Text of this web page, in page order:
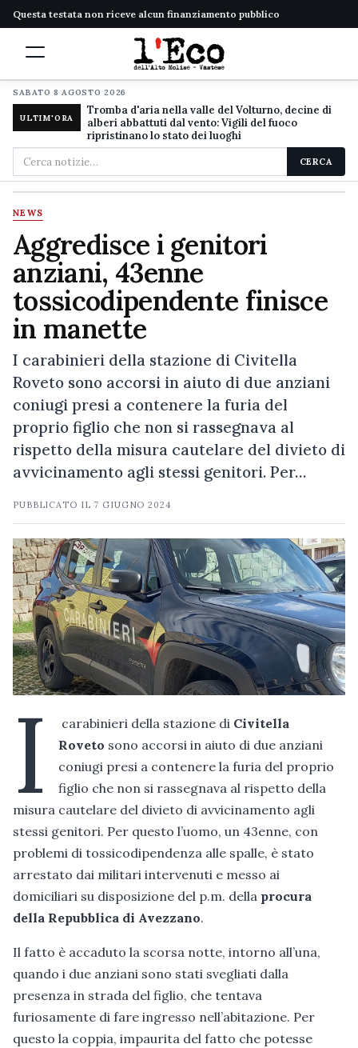
Questa testata non riceve alcun finanziamento pubblico
SABATO 8 AGOSTO 2026
ULTIM'ORA
Tromba d'aria nella valle del Volturno, decine di
alberi abbattuti dal vento: Vigili del fuoco
ripristinano lo stato dei luoghi
Cerca
nel
sito
CERCA
NEWS
Aggredisce i genitori
anziani, 43enne
tossicodipendente finisce
in manette
I carabinieri della stazione di Civitella
Roveto sono accorsi in aiuto di due anziani
coniugi presi a contenere la furia del
proprio figlio che non si rassegnava al
rispetto della misura cautelare del divieto di
avvicinamento agli stessi genitori. Per…
PUBBLICATO IL 7 GIUGNO 2024
I carabinieri della stazione di Civitella
Roveto sono accorsi in aiuto di due anziani
coniugi presi a contenere la furia del proprio
figlio che non si rassegnava al rispetto della
misura cautelare del divieto di avvicinamento agli
stessi genitori. Per questo l’uomo, un 43enne, con
problemi di tossicodipendenza alle spalle, è stato
arrestato dai militari intervenuti e messo ai
domiciliari su disposizione del p.m. della procura
della Repubblica di Avezzano.
Il fatto è accaduto la scorsa notte, intorno all’una,
quando i due anziani sono stati svegliati dalla
presenza in strada del figlio, che tentava
furiosamente di fare ingresso nell’abitazione. Per
questo la coppia, impaurita del fatto che potesse